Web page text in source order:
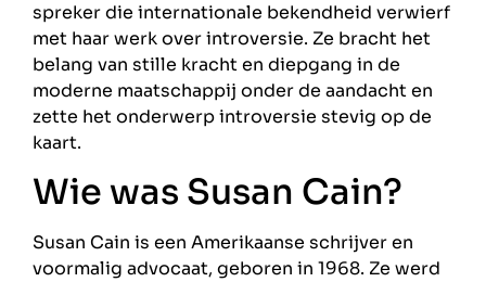
spreker die internationale bekendheid verwierf
met haar werk over introversie. Ze bracht het
belang van stille kracht en diepgang in de
moderne maatschappij onder de aandacht en
zette het onderwerp introversie stevig op de
kaart.
Wie was Susan Cain?
Susan Cain is een Amerikaanse schrijver en
voormalig advocaat, geboren in 1968. Ze werd